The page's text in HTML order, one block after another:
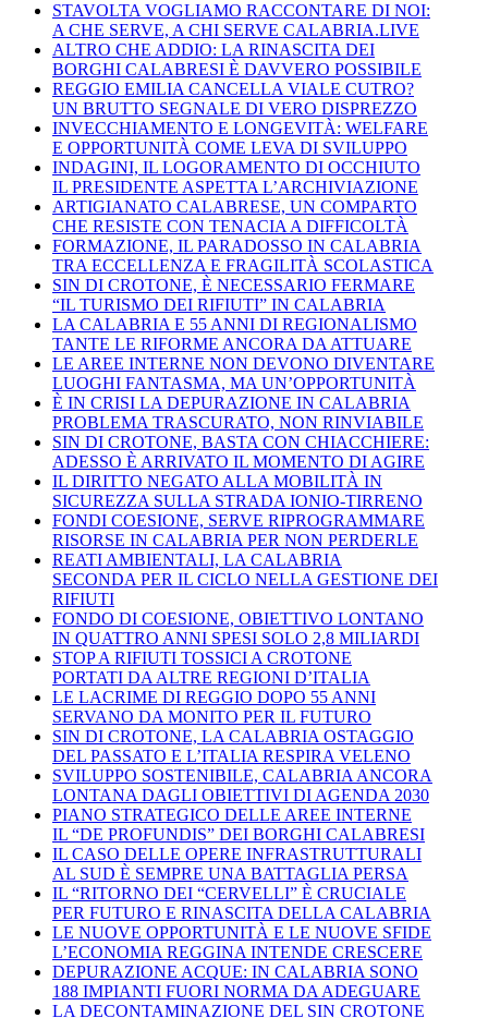
STAVOLTA VOGLIAMO RACCONTARE DI NOI:
A CHE SERVE, A CHI SERVE CALABRIA.LIVE
ALTRO CHE ADDIO: LA RINASCITA DEI
BORGHI CALABRESI È DAVVERO POSSIBILE
REGGIO EMILIA CANCELLA VIALE CUTRO?
UN BRUTTO SEGNALE DI VERO DISPREZZO
INVECCHIAMENTO E LONGEVITÀ: WELFARE
E OPPORTUNITÀ COME LEVA DI SVILUPPO
INDAGINI, IL LOGORAMENTO DI OCCHIUTO
IL PRESIDENTE ASPETTA L’ARCHIVIAZIONE
ARTIGIANATO CALABRESE, UN COMPARTO
CHE RESISTE CON TENACIA A DIFFICOLTÀ
FORMAZIONE, IL PARADOSSO IN CALABRIA
TRA ECCELLENZA E FRAGILITÀ SCOLASTICA
SIN DI CROTONE, È NECESSARIO FERMARE
“IL TURISMO DEI RIFIUTI” IN CALABRIA
LA CALABRIA E 55 ANNI DI REGIONALISMO
TANTE LE RIFORME ANCORA DA ATTUARE
LE AREE INTERNE NON DEVONO DIVENTARE
LUOGHI FANTASMA, MA UN’OPPORTUNITÀ
È IN CRISI LA DEPURAZIONE IN CALABRIA
PROBLEMA TRASCURATO, NON RINVIABILE
SIN DI CROTONE, BASTA CON CHIACCHIERE:
ADESSO È ARRIVATO IL MOMENTO DI AGIRE
IL DIRITTO NEGATO ALLA MOBILITÀ IN
SICUREZZA SULLA STRADA IONIO-TIRRENO
FONDI COESIONE, SERVE RIPROGRAMMARE
RISORSE IN CALABRIA PER NON PERDERLE
REATI AMBIENTALI, LA CALABRIA
SECONDA PER IL CICLO NELLA GESTIONE DEI
RIFIUTI
FONDO DI COESIONE, OBIETTIVO LONTANO
IN QUATTRO ANNI SPESI SOLO 2,8 MILIARDI
STOP A RIFIUTI TOSSICI A CROTONE
PORTATI DA ALTRE REGIONI D’ITALIA
LE LACRIME DI REGGIO DOPO 55 ANNI
SERVANO DA MONITO PER IL FUTURO
SIN DI CROTONE, LA CALABRIA OSTAGGIO
DEL PASSATO E L’ITALIA RESPIRA VELENO
SVILUPPO SOSTENIBILE, CALABRIA ANCORA
LONTANA DAGLI OBIETTIVI DI AGENDA 2030
PIANO STRATEGICO DELLE AREE INTERNE
IL “DE PROFUNDIS” DEI BORGHI CALABRESI
IL CASO DELLE OPERE INFRASTRUTTURALI
AL SUD È SEMPRE UNA BATTAGLIA PERSA
IL “RITORNO DEI “CERVELLI” È CRUCIALE
PER FUTURO E RINASCITA DELLA CALABRIA
LE NUOVE OPPORTUNITÀ E LE NUOVE SFIDE
L’ECONOMIA REGGINA INTENDE CRESCERE
DEPURAZIONE ACQUE: IN CALABRIA SONO
188 IMPIANTI FUORI NORMA DA ADEGUARE
LA DECONTAMINAZIONE DEL SIN CROTONE